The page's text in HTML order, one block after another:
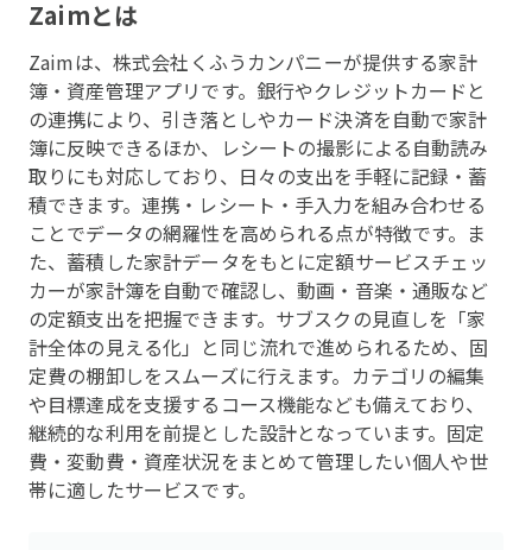
Zaimとは
Zaimは、株式会社くふうカンパニーが提供する家計
簿・資産管理アプリです。銀行やクレジットカードと
の連携により、引き落としやカード決済を自動で家計
簿に反映できるほか、レシートの撮影による自動読み
取りにも対応しており、日々の支出を手軽に記録・蓄
積できます。連携・レシート・手入力を組み合わせる
ことでデータの網羅性を高められる点が特徴です。ま
た、蓄積した家計データをもとに定額サービスチェッ
カーが家計簿を自動で確認し、動画・音楽・通販など
の定額支出を把握できます。サブスクの見直しを「家
計全体の見える化」と同じ流れで進められるため、固
定費の棚卸しをスムーズに行えます。カテゴリの編集
や目標達成を支援するコース機能なども備えており、
継続的な利用を前提とした設計となっています。固定
費・変動費・資産状況をまとめて管理したい個人や世
帯に適したサービスです。